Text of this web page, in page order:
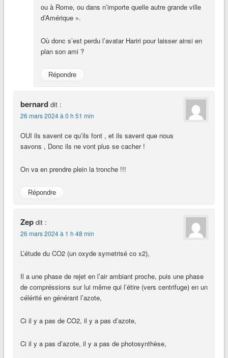
ou à Rome, ou dans n’importe quelle autre grande ville
d’Amérique ».
Où donc s’est perdu l’avatar Hariri pour laisser ainsi en
plan son ami ?
Répondre
bernard dit :
26 mars 2024 à 0 h 51 min
OUI ils savent ce qu’ils font , et ils savent que nous
savons , Donc ils ne vont plus se cacher !
On va en prendre plein la tronche !!!
Répondre
Zep dit :
26 mars 2024 à 1 h 48 min
L’étude du CO2 (un oxyde symetrisé co x2),
Il a une phase de rejet en l’air ambiant proche, puis une phase
de compréssions sur lui même qui l’étire (vers centrifuge) en un
célérité en générant l’azote,
Ci il y a pas de CO2, il y a pas d’azote,
Ci il y a pas d’azote, il y a pas de photosynthèse,